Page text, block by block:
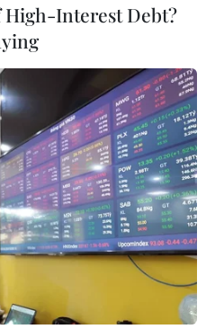
không gian Hubble Mỹ
High-Interest Debt?